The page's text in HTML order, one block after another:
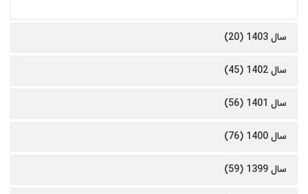
سال 1403 (20)
سال 1402 (45)
سال 1401 (56)
سال 1400 (76)
سال 1399 (59)